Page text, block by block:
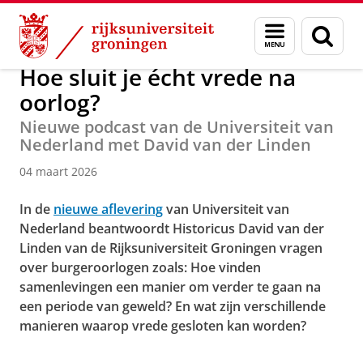
Skip
Content
Skip
Navigation
Menu
en
zoeken
Over ons Actueel Nieuws
Hoe sluit je écht vrede na
oorlog?
Nieuwe podcast van de Universiteit van
Nederland met David van der Linden
04 maart 2026
In de nieuwe afleveringvan Universiteit van
Nederland beantwoordt Historicus David van der
Linden van de Rijksuniversiteit Groningen vragen
over burgeroorlogen zoals: Hoe vinden
samenlevingen een manier om verder te gaan na
een periode van geweld? En wat zijn verschillende
manieren waarop vrede gesloten kan worden?